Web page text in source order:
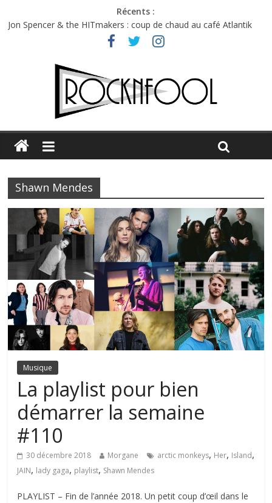
Récents :
Jon Spencer & the HITmakers : coup de chaud au café Atlantik
Hellfest 2026 vendredi : température et émotions en hausse
Hellfest 2026 jeudi : impossible de choisir entre chaleur et bonne
Première édition du Midgard Festival : entre bière, métal et
Charlie Puth à l’Olympia : la leçon de pop du Professeur Puth
Shawn Mendes
Musique
La playlist pour bien
démarrer la semaine
#110
30 décembre 2018 Morgane arctic monkeys, Her, Island,
JAIN, lady gaga, playlist, Shawn Mendes
PLAYLIST – Fin de l’année 2018. Un petit coup d’œil dans le